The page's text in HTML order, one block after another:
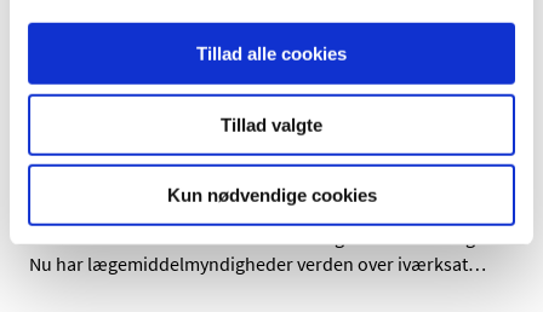
Tillad alle cookies
Tillad valgte
Kun nødvendige cookies
|18. januar 2021|
Over 100.000 danskere er vaccineret med
BioNTech/Pfizers vaccine Comirnaty. 117…
COVID-19-vaccinerne: Verdens største
lægemiddelovervågnings-indsats er i gang
Nu har lægemiddelmyndigheder verden over iværksat…